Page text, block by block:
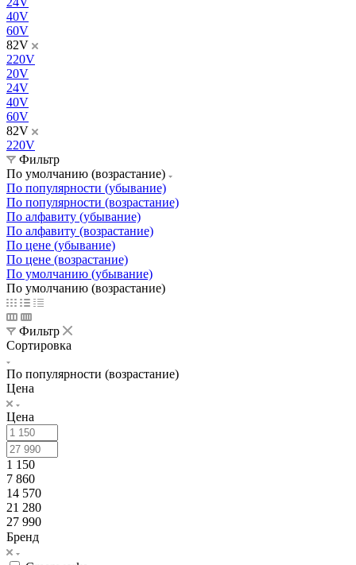
40V
60V
82V
220V
20V
24V
40V
60V
82V
220V
Фильтр
По умолчанию (возрастание)
По популярности (убывание)
По популярности (возрастание)
По алфавиту (убывание)
По алфавиту (возрастание)
По цене (убывание)
По цене (возрастание)
По умолчанию (убывание)
По умолчанию (возрастание)
Фильтр
Сортировка
По популярности (возрастание)
Цена
Цена
1 150
7 860
14 570
21 280
27 990
Бренд